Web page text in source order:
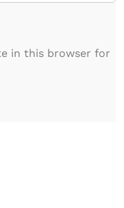
in this browser for